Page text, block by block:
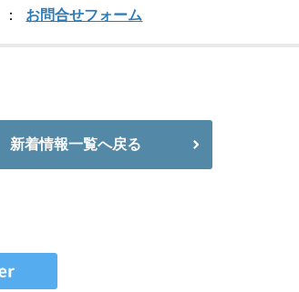
お問合せフォーム
新着情報一覧へ戻る